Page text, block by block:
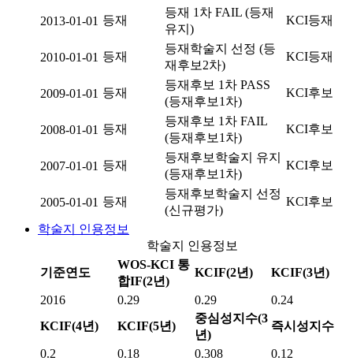
2013-01-01 등재
등재 1차 FAIL (등재
유지)
KCI등재
2010-01-01 등재
등재학술지 선정 (등
재후보2차)
KCI등재
2009-01-01 등재
등재후보 1차 PASS
(등재후보1차)
KCI후보
2008-01-01 등재
등재후보 1차 FAIL
(등재후보1차)
KCI후보
2007-01-01 등재
등재후보학술지 유지
(등재후보1차)
KCI후보
2005-01-01 등재
등재후보학술지 선정
(신규평가)
KCI후보
학술지 인용정보
학술지 인용정보
기준연도
WOS-KCI 통
합IF(2년)
KCIF(2년) KCIF(3년)
2016 0.29 0.29
0.24
KCIF(4년)
KCIF(5년)
중심성지수(3
년)
즉시성지수
0.2 0.18 0.308 0.12